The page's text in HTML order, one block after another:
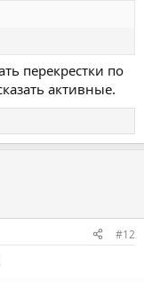
перекрестки по
активные.
#12